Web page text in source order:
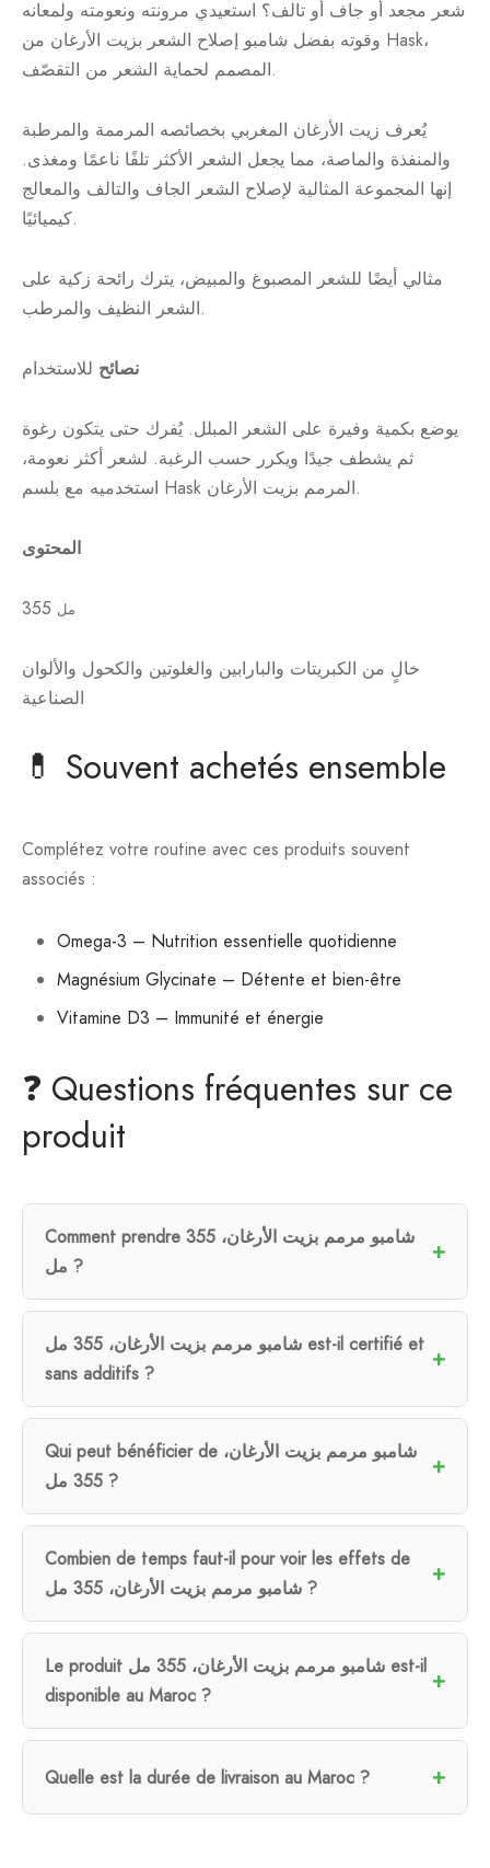
شعر مجعد أو جاف أو تالف؟ استعيدي مرونته ونعومته ولمعانه
وقوته بفضل شامبو إصلاح الشعر بزيت الأرغان من Hask،
المصمم لحماية الشعر من التقصّف.
يُعرف زيت الأرغان المغربي بخصائصه المرممة والمرطبة
والمنفذة والماصة، مما يجعل الشعر الأكثر تلفًا ناعمًا ومغذى.
إنها المجموعة المثالية لإصلاح الشعر الجاف والتالف والمعالج
كيميائيًا.
مثالي أيضًا للشعر المصبوغ والمبيض، يترك رائحة زكية على
الشعر النظيف والمرطب.
نصائح للاستخدام
يوضع بكمية وفيرة على الشعر المبلل. يُفرك حتى يتكون رغوة
ثم يشطف جيدًا ويكرر حسب الرغبة. لشعر أكثر نعومة،
استخدميه مع بلسم Hask المرمم بزيت الأرغان.
المحتوى
355 مل
خالٍ من الكبريتات والبارابين والغلوتين والكحول والألوان
الصناعية
💊 Souvent achetés ensemble
Complétez votre routine avec ces produits souvent
associés :
Omega-3 – Nutrition essentielle quotidienne
Magnésium Glycinate – Détente et bien-être
Vitamine D3 – Immunité et énergie
❓ Questions fréquentes sur ce
produit
Comment prendre شامبو مرمم بزيت الأرغان، 355
مل ?
شامبو مرمم بزيت الأرغان، 355 مل est-il certifié et
sans additifs ?
Qui peut bénéficier de شامبو مرمم بزيت الأرغان،
355 مل ?
Combien de temps faut-il pour voir les effets de
شامبو مرمم بزيت الأرغان، 355 مل ?
Le produit شامبو مرمم بزيت الأرغان، 355 مل est-il
disponible au Maroc ?
Quelle est la durée de livraison au Maroc ?